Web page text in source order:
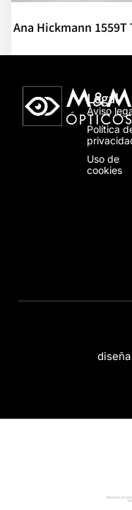
Ana Hickmann 1559T
Legal
Aviso
Política
Uso de
cookies